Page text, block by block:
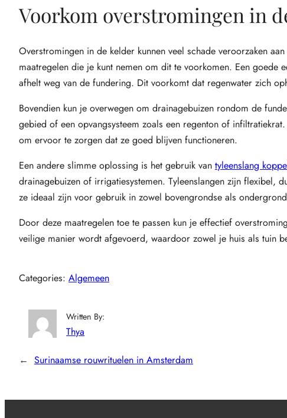
Voorkom overstromingen in
Overstromingen in de kelder kunnen veel schade veroorzaken
maatregelen die je kunt nemen om dit te voorkomen. Een
afhelt weg van de fundering. Dit voorkomt dat regenwater zich
Bovendien kun je overwegen om drainagebuizen rondom de
gebied of een opvangsysteem zoals een regenton of
om ervoor te zorgen dat ze goed blijven functioneren.
Een andere slimme oplossing is het gebruik van tyleenslang
drainagebuizen of irrigatiesystemen. Tyleenslangen zijn flexibel,
ze ideaal zijn voor gebruik in zowel bovengrondse als
Door deze maatregelen toe te passen kun je effectief
veilige manier wordt afgevoerd, waardoor zowel je huis als tuin
Categories: Algemeen
Written By:
Thya
← Surinaamse rouwrituelen in Amsterdam